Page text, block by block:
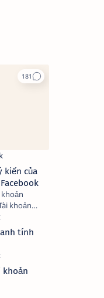
kiến của
thể do
đăng bài
tính
khoản